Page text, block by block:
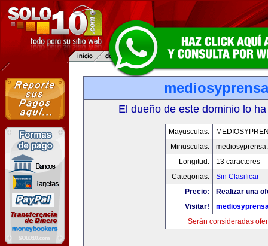
El dueño de este dominio lo
Mayusculas:
Minusculas:
Longitud:
13 caracteres
Categorias:
Sin Clasificar
Precio:
Realizar una
Visitar!
Serán consideradas